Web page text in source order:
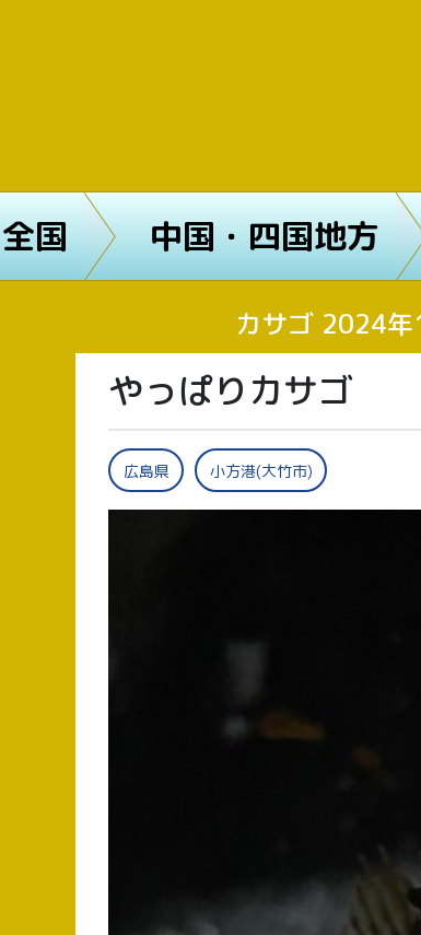
全国 中国・四国地方
カサゴ 2024
やっぱりカサゴ
広島県 小方港(大竹市)